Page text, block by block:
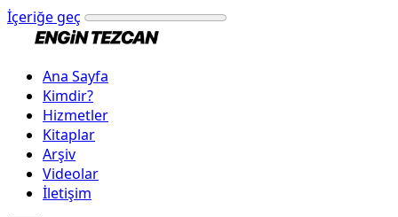
İçeriğe geç
Ana Sayfa
Kimdir?
Hizmetler
Kitaplar
Arşiv
Videolar
İletişim